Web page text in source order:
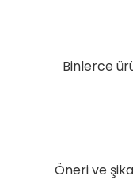
Binlerce
Öneri ve